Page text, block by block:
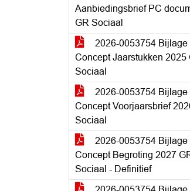
Aanbiedingsbrief PC
GR Sociaal
2026-0053754 Bijlage
Concept Jaarstukken 2025
Sociaal
2026-0053754 Bijlage
Concept Voorjaarsbrief
Sociaal
2026-0053754 Bijlage
Concept Begroting 2027
Sociaal - Definitief